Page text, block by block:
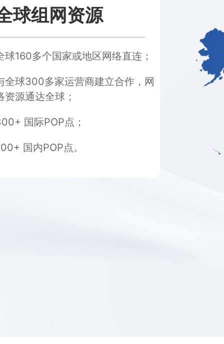
球160多个国家或地区网络直连；
全球300多家运营商建立合作，网
资源通达全球；
国际POP点；
国内POP点。
球组网资源